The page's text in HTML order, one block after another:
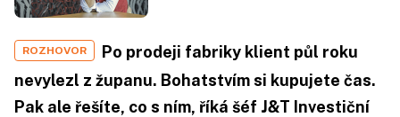
ROZHOVOR
Po prodeji fabriky klient půl roku
nevylezl z županu. Bohatstvím si kupujete čas.
Pak ale řešíte, co s ním, říká šéf J&T Investiční